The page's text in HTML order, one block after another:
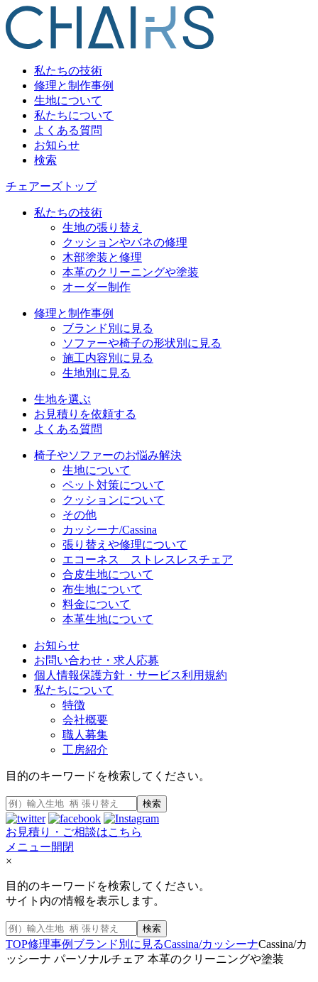
私たちの技術
修理と制作事例
生地について
私たちについて
よくある質問
お知らせ
検索
チェアーズトップ
私たちの技術
生地の張り替え
クッションやバネの修理
木部塗装と修理
本革のクリーニングや塗装
オーダー制作
修理と制作事例
ブランド別に見る
ソファーや椅子の形状別に見る
施工内容別に見る
生地別に見る
生地を選ぶ
お見積りを依頼する
よくある質問
椅子やソファーのお悩み解決
生地について
ペット対策について
クッションについて
その他
カッシーナ/Cassina
張り替えや修理について
エコーネス ストレスレスチェア
合皮生地について
布生地について
料金について
本革生地について
お知らせ
お問い合わせ・求人応募
個人情報保護方針・サービス利用規約
私たちについて
特徴
会社概要
職人募集
工房紹介
目的のキーワードを検索してください。
検索
お見積り・ご相談はこちら
メニュー開閉
×
目的のキーワードを検索してください。
サイト内の情報を表示します。
検索
TOP修理事例 ブランド別に見るCassina/カッシーナCassina/カ
ッシーナ パーソナルチェア 本革のクリーニングや塗装